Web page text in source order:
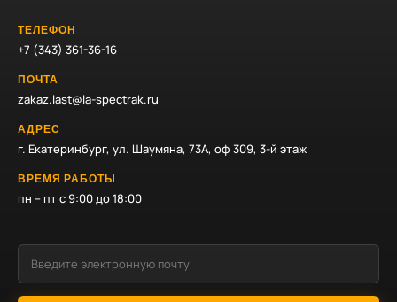
ТЕЛЕФОН
+7 (343) 361-36-16
ПОЧТА
zakaz.last@la-spectrak.ru
АДРЕС
г. Екатеринбург, ул. Шаумяна, 73А, оф 309, 3-й этаж
ВРЕМЯ РАБОТЫ
пн – пт с 9:00 до 18:00